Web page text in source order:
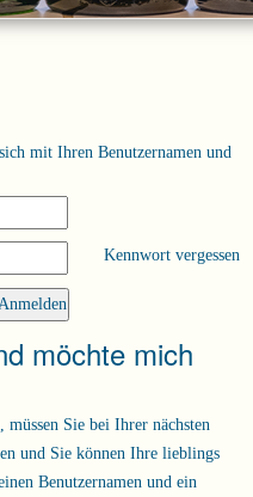
mit Ihren Benutzernamen und
Kennwort vergessen
möchte mich
Sie bei Ihrer nächsten
und Sie können Ihre lieblings
Benutzernamen und ein